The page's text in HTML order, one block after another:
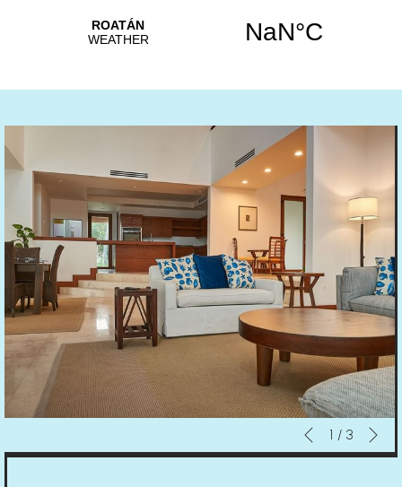
Botones
de
Al
hacer
Anterior
1 / 3